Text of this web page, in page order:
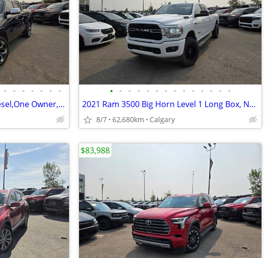
• • • • • • •
2020 Ram 1500 Longhorn Diesel,One Owner, No Accidents, Local #260620A
• • • • • • • • • • • • • •
2021 Ram 3500 Big Horn Level 1 Long Box, No Accidents, Low KM #11168
8/7 62,680km Calgary
$83,988